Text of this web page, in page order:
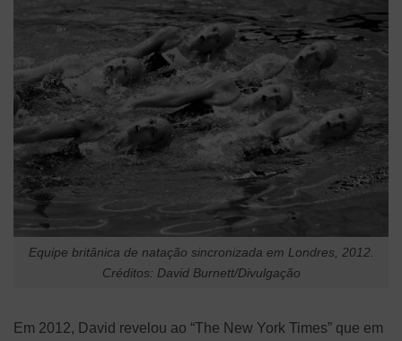
Equipe britânica de natação sincronizada em Londres, 2012.
Créditos: David Burnett/Divulgação
Em 2012, David revelou ao “The New York Times” que em